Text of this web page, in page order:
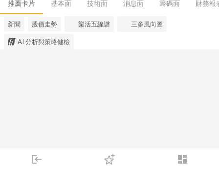
login dashboard
下單
推薦卡片 基本面 技術面 消息面 籌碼面 財務報
新聞 股價走勢 樂活五線譜 三多風向圖
AI 分析與策略健檢